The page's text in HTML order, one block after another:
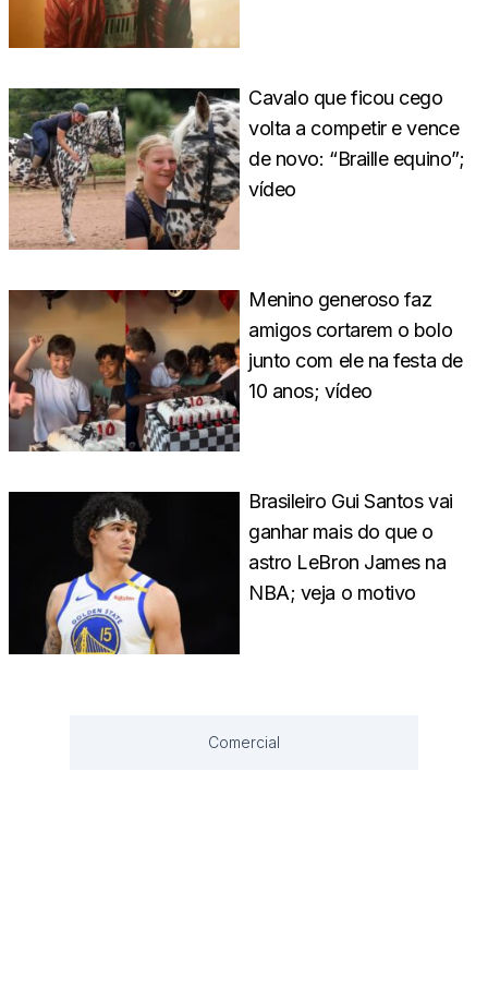
Cavalo que ficou cego
volta a competir e vence
de novo: “Braille equino”;
vídeo
Menino generoso faz
amigos cortarem o bolo
junto com ele na festa de
10 anos; vídeo
Brasileiro Gui Santos vai
ganhar mais do que o
astro LeBron James na
NBA; veja o motivo
Comercial